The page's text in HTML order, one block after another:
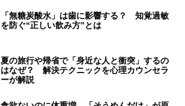
「無糖炭酸水」は歯に影響する？ 知覚過敏
を防ぐ“正しい飲み方”とは
夏の旅行や帰省で「身近な人と衝突」するの
はなぜ？ 解決テクニックを心理カウンセラ
ーが解説